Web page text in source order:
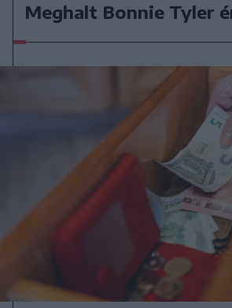
Meghalt Bonnie Tyler